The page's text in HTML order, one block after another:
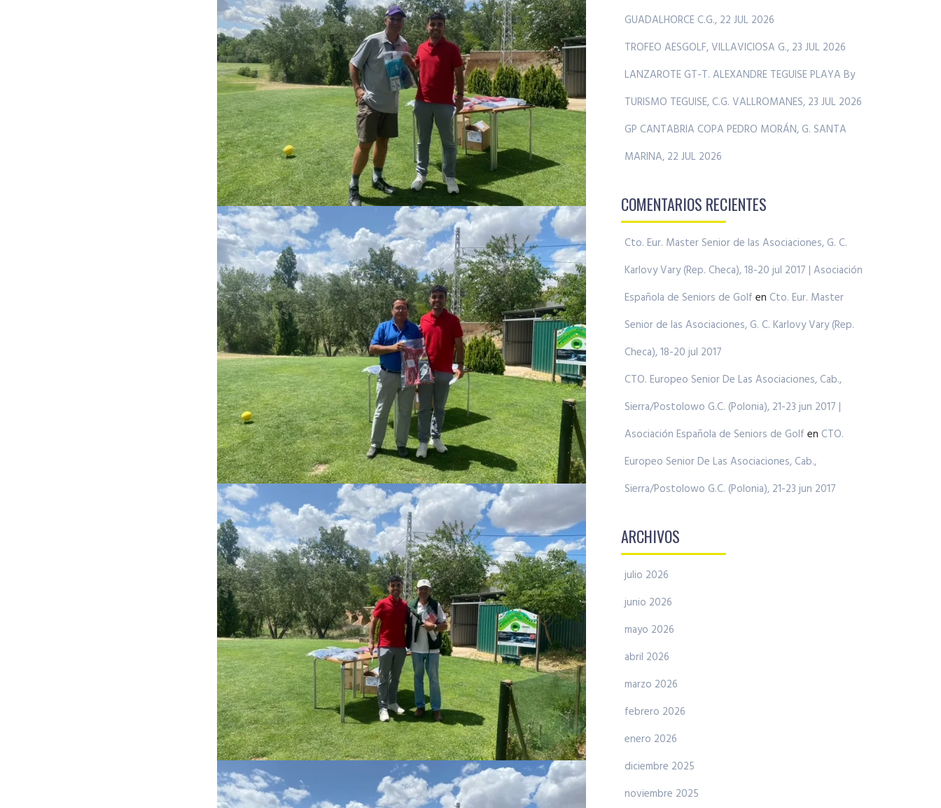
GUADALHORCE C.G., 22 JUL 2026
TROFEO AESGOLF, VILLAVICIOSA G., 23 JUL 2026
LANZAROTE GT-T. ALEXANDRE TEGUISE PLAYA By
TURISMO TEGUISE, C.G. VALLROMANES, 23 JUL 2026
GP CANTABRIA COPA PEDRO MORÁN, G. SANTA
MARINA, 22 JUL 2026
COMENTARIOS RECIENTES
Cto. Eur. Master Senior de las Asociaciones, G. C.
Karlovy Vary (Rep. Checa), 18-20 jul 2017 | Asociación
Española de Seniors de Golf en Cto. Eur. Master
Senior de las Asociaciones, G. C. Karlovy Vary (Rep.
Checa), 18-20 jul 2017
CTO. Europeo Senior De Las Asociaciones, Cab.,
Sierra/Postolowo G.C. (Polonia), 21-23 jun 2017 |
Asociación Española de Seniors de Golf en CTO.
Europeo Senior De Las Asociaciones, Cab.,
Sierra/Postolowo G.C. (Polonia), 21-23 jun 2017
ARCHIVOS
julio 2026
junio 2026
mayo 2026
abril 2026
marzo 2026
febrero 2026
enero 2026
diciembre 2025
noviembre 2025